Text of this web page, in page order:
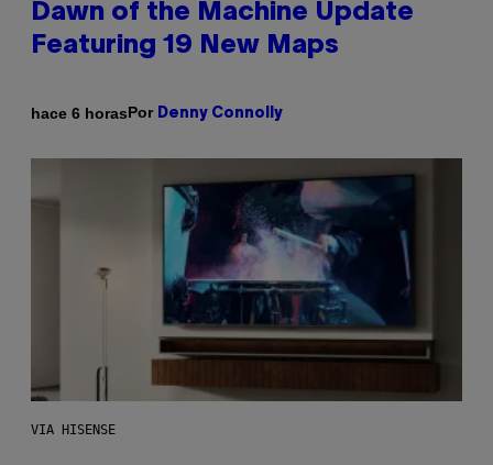
Dawn of the Machine Update
Featuring 19 New Maps
hace 6 horasPor Denny Connolly
VIA HISENSE